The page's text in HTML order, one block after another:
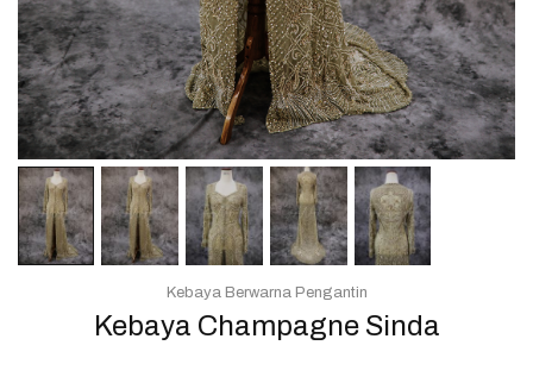
Kebaya Champagne Sinda
Kebaya Berwarna Pengantin